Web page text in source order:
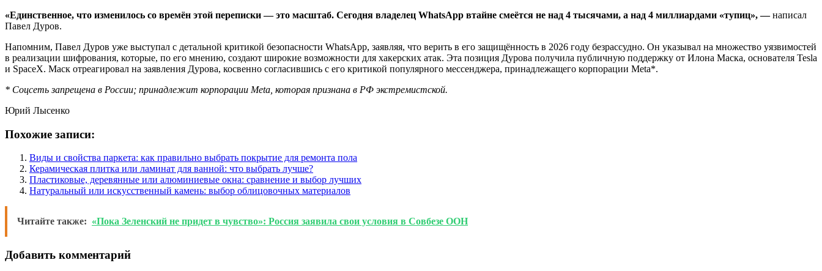
«Единственное, что изменилось со времён этой переписки — это масштаб. Сегодня владелец WhatsApp втайне смеётся не над 4 тысячами, а над 4 миллиардами «тупиц», —написал
Павел Дуров.
Напомним, Павел Дуров уже выступал с детальной критикой безопасности WhatsApp, заявляя, что верить в его защищённость в 2026 году безрассудно. Он указывал на множество уязвимостей
в реализации шифрования, которые, по его мнению, создают широкие возможности для хакерских атак. Эта позиция Дурова получила публичную поддержку от Илона Маска, основателя Tesla
и SpaceX. Маск отреагировал на заявления Дурова, косвенно согласившись с его критикой популярного мессенджера, принадлежащего корпорации Meta*.
* Соцсеть запрещена в России; принадлежит корпорации Meta, которая признана в РФ экстремистской.
Юрий Лысенко
Похожие записи:
Виды и свойства паркета: как правильно выбрать покрытие для ремонта пола
Керамическая плитка или ламинат для ванной: что выбрать лучше?
Пластиковые, деревянные или алюминиевые окна: сравнение и выбор лучших
Натуральный или искусственный камень: выбор облицовочных материалов
Читайте также: «Пока Зеленский не придет в чувство»: Россия заявила свои условия в Совбезе ООН
Добавить комментарий